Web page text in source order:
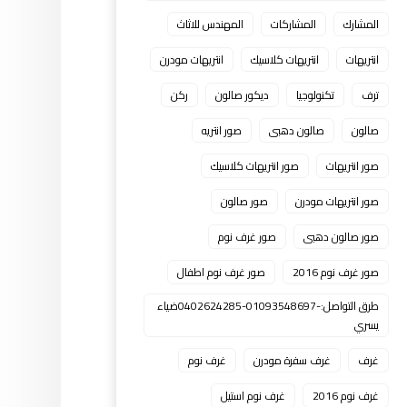
المشارك
المشاركات
المهندس للاثاث
انتريهات
انتريهات كلاسيك
انتريهات مودرن
ترف
تكنولوجيا ديكور صالون
ركن
صالون
صالون دهبى
صور انتريه
صور انتريهات
صور انتريهات كلاسيك
صور انتريهات مودرن
صور صالون
صور صالون دهبى
صور غرف نوم
صور غرف نوم 2016
صور غرف نوم اطفال
طرق التواصل:-01093548697-0402624285ضياء
يسري
غرف
غرف سفرة مودرن
غرف نوم
غرف نوم 2016
غرف نوم استيل